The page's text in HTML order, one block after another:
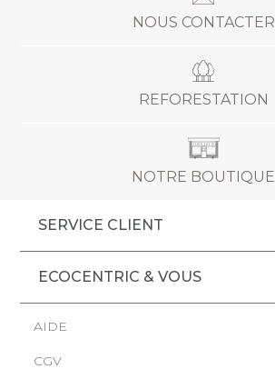
NOUS CONTACTER
REFORESTATION
NOTRE BOUTIQUE
SERVICE CLIENT
ECOCENTRIC & VOUS
AIDE
CGV